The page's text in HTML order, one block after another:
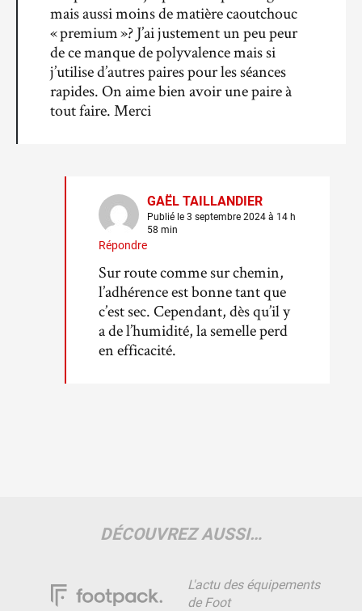
mais aussi moins de matière caoutchouc
« premium »? J’ai justement un peu peur
de ce manque de polyvalence mais si
j’utilise d’autres paires pour les séances
rapides. On aime bien avoir une paire à
tout faire. Merci
GAËL TAILLANDIER
Publié le 3 septembre 2024 à 14 h
58 min
Répondre
Sur route comme sur chemin,
l’adhérence est bonne tant que
c’est sec. Cependant, dès qu’il y
a de l’humidité, la semelle perd
en efficacité.
DÉCOUVREZ AUSSI…
L'actu des équipements
de Foot